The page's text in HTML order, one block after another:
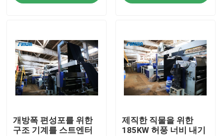
허풍 너비 내기 기계
직물 건조 기계
직물 완성 가공기
개방폭 편성포를 위한
구조 기계를 스트엔터
제직한 직물을 위한
185KW 허풍 너비 내기